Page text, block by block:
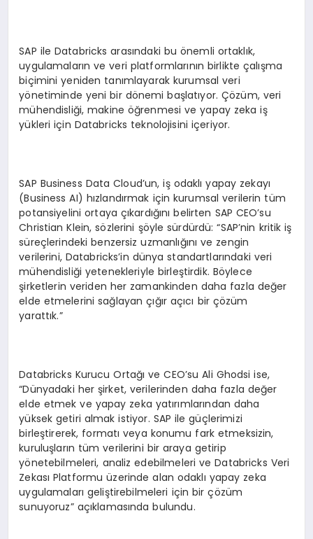
SAP ile Databricks arasındaki bu önemli ortaklık,
uygulamaların ve veri platformlarının birlikte çalışma
biçimini yeniden tanımlayarak kurumsal veri
yönetiminde yeni bir dönemi başlatıyor. Çözüm, veri
mühendisliği, makine öğrenmesi ve yapay zeka iş
yükleri için Databricks teknolojisini içeriyor.
SAP Business Data Cloud’un, iş odaklı yapay zekayı
(Business AI) hızlandırmak için kurumsal verilerin tüm
potansiyelini ortaya çıkardığını belirten SAP CEO’su
Christian Klein, sözlerini şöyle sürdürdü: “SAP’nin kritik iş
süreçlerindeki benzersiz uzmanlığını ve zengin
verilerini, Databricks’in dünya standartlarındaki veri
mühendisliği yetenekleriyle birleştirdik. Böylece
şirketlerin veriden her zamankinden daha fazla değer
elde etmelerini sağlayan çığır açıcı bir çözüm
yarattık.”
Databricks Kurucu Ortağı ve CEO’su Ali Ghodsi ise,
“Dünyadaki her şirket, verilerinden daha fazla değer
elde etmek ve yapay zeka yatırımlarından daha
yüksek getiri almak istiyor. SAP ile güçlerimizi
birleştirerek, formatı veya konumu fark etmeksizin,
kuruluşların tüm verilerini bir araya getirip
yönetebilmeleri, analiz edebilmeleri ve Databricks Veri
Zekası Platformu üzerinde alan odaklı yapay zeka
uygulamaları geliştirebilmeleri için bir çözüm
sunuyoruz” açıklamasında bulundu.